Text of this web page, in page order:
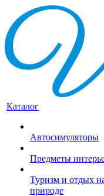
Каталог
Автосимуляторы
Предметы
Туризм и отдых
природе